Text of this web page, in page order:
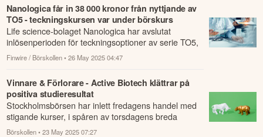
Nanologica får in 38 000 kronor från nyttjande av
TO5 - teckningskursen var under börskurs
Life science-bolaget Nanologica har avslutat
inlösenperioden för teckningsoptioner av serie TO5,
där totalt 12 586 optioner nyttjades, motsv...
Finwire / Börskollen • 26 May 2025 04:47
Vinnare & Förlorare - Active Biotech klättrar på
positiva studieresultat
Stockholmsbörsen har inlett fredagens handel med
stigande kurser, i spåren av torsdagens breda
börsnedgång.
Börskollen • 23 May 2025 07:27